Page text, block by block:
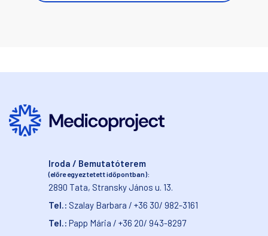
Iroda / Bemutatóterem
(előre egyeztetett időpontban):
2890 Tata, Stransky János u. 13.
Tel.: Szalay Barbara / +36 30/ 982-3161
Tel.: Papp Mária / +36 20/ 943-8297